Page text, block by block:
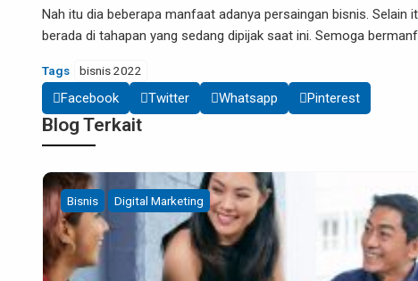
Nah itu dia beberapa manfaat adanya persaingan bisnis.
berada di tahapan yang sedang dipijak saat ini. Semoga
Tags bisnis 2022
Facebook Twitter Whatsapp Pinterest
Blog Terkait
Bisnis